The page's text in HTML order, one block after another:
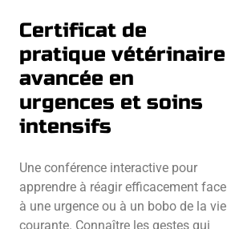
Certificat de
pratique vétérinaire
avancée en
urgences et soins
intensifs
Une conférence interactive pour
apprendre à réagir efficacement face
à une urgence ou à un bobo de la vie
courante. Connaître les gestes qui